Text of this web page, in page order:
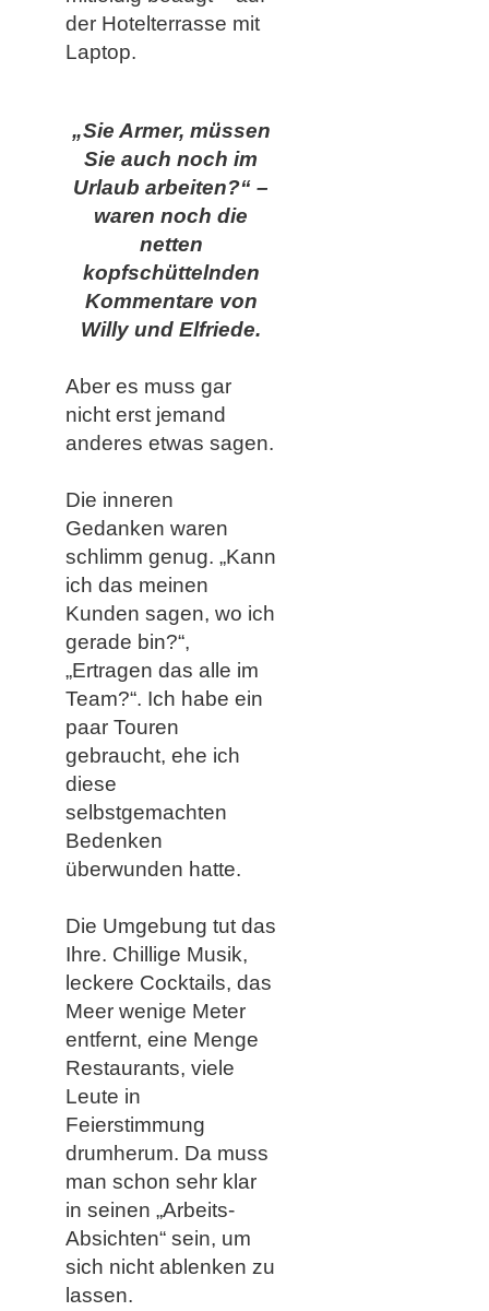
der Hotelterrasse mit
Laptop.
„Sie Armer, müssen
Sie auch noch im
Urlaub arbeiten?“ –
waren noch die
netten
kopfschüttelnden
Kommentare von
Willy und Elfriede.
Aber es muss gar
nicht erst jemand
anderes etwas sagen.
Die inneren
Gedanken waren
schlimm genug. „Kann
ich das meinen
Kunden sagen, wo ich
gerade bin?“,
„Ertragen das alle im
Team?“. Ich habe ein
paar Touren
gebraucht, ehe ich
diese
selbstgemachten
Bedenken
überwunden hatte.
Die Umgebung tut das
Ihre. Chillige Musik,
leckere Cocktails, das
Meer wenige Meter
entfernt, eine Menge
Restaurants, viele
Leute in
Feierstimmung
drumherum. Da muss
man schon sehr klar
in seinen „Arbeits-
Absichten“ sein, um
sich nicht ablenken zu
lassen.